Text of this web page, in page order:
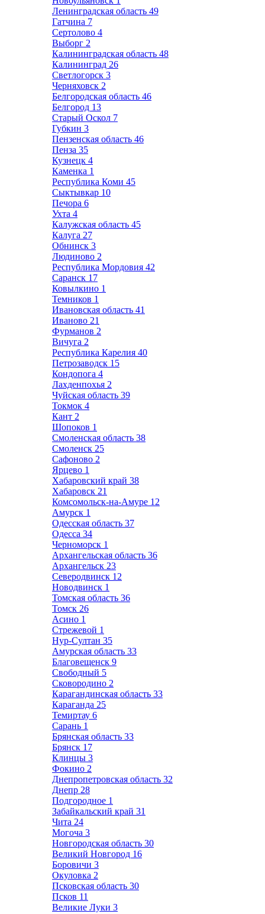
Ленинградская область 49
Гатчина 7
Сертолово 4
Выборг 2
Калининградская область 48
Калининград 26
Светлогорск 3
Черняховск 2
Белгородская область 46
Белгород 13
Старый Оскол 7
Губкин 3
Пензенская область 46
Пенза 35
Кузнецк 4
Каменка 1
Республика Коми 45
Сыктывкар 10
Печора 6
Ухта 4
Калужская область 45
Калуга 27
Обнинск 3
Людиново 2
Республика Мордовия 42
Саранск 17
Ковылкино 1
Темников 1
Ивановская область 41
Иваново 21
Фурманов 2
Вичуга 2
Республика Карелия 40
Петрозаводск 15
Кондопога 4
Лахденпохья 2
Чуйская область 39
Токмок 4
Кант 2
Шопоков 1
Смоленская область 38
Смоленск 25
Сафоново 2
Ярцево 1
Хабаровский край 38
Хабаровск 21
Комсомольск-на-Амуре 12
Амурск 1
Одесская область 37
Одесса 34
Черноморск 1
Архангельская область 36
Архангельск 23
Северодвинск 12
Новодвинск 1
Томская область 36
Томск 26
Асино 1
Стрежевой 1
Нур-Султан 35
Амурская область 33
Благовещенск 9
Свободный 5
Сковородино 2
Карагандинская область 33
Караганда 25
Темиртау 6
Сарань 1
Брянская область 33
Брянск 17
Клинцы 3
Фокино 2
Днепропетровская область 32
Днепр 28
Подгородное 1
Забайкальский край 31
Чита 24
Могоча 3
Новгородская область 30
Великий Новгород 16
Боровичи 3
Окуловка 2
Псковская область 30
Псков 11
Великие Луки 3